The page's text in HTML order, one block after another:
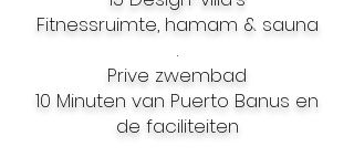
Fitnessruimte, hamam & sauna
.
Prive zwembad
10 Minuten van Puerto Banus en
de faciliteiten